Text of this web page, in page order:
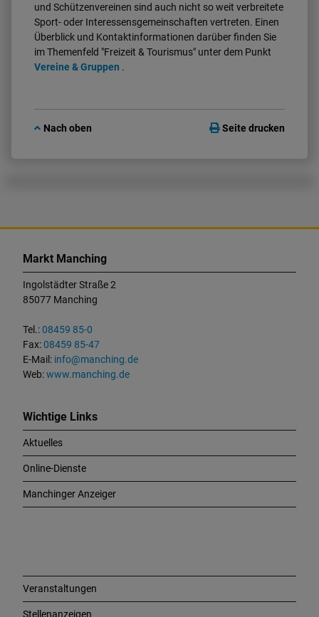
und Schützenvereinen sind auch nicht so weit verbreitete
Sport- oder Interessensgemeinschaften vertreten. Einen
Überblick und Kontaktinformationen darüber finden Sie
im Themenfeld "Freizeit & Tourismus" unter dem Punkt
Vereine & Gruppen .
Nach oben Seite drucken
Markt Manching
Ingolstädter Straße 2
85077 Manching
Tel.:08459 85-0
Fax:08459 85-47
E-Mail: info@manching.de
Web:www.manching.de
Wichtige Links
Aktuelles
Online-Dienste
Manchinger Anzeiger
Veranstaltungen
Stellenanzeigen